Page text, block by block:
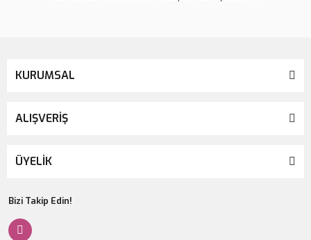
KURUMSAL
ALIŞVERİŞ
ÜYELİK
Bizi Takip Edin!